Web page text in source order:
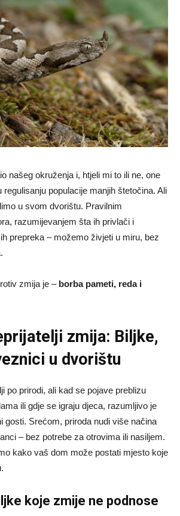
našeg okruženja i, htjeli mi to ili ne, one
regulisanju populacije manjih štetočina. Ali
u svom dvorištu. Pravilnim
razumijevanjem šta ih privlači i
prepreka – možemo živjeti u miru, bez
zmija je – borba pameti, reda i
zmija: Biljke,
u dvorištu
po prirodi, ali kad se pojave preblizu
ili gdje se igraju djeca, razumljivo je
gosti. Srećom, priroda nudi više načina
– bez potrebe za otrovima ili nasiljem.
kako vaš dom može postati mjesto koje
koje zmije ne podnose